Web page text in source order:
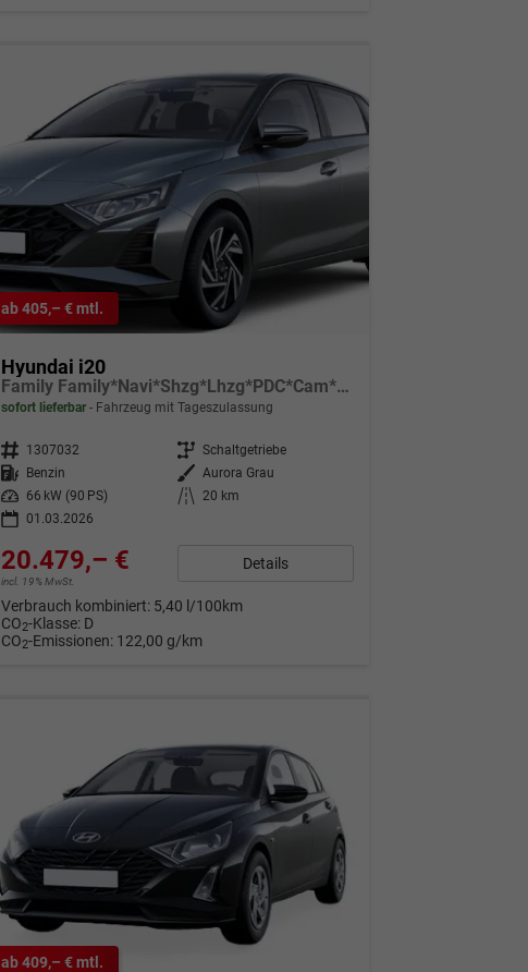
ab 405,– € mtl.
Hyundai i20
Family Family*Navi*Shzg*Lhzg*PDC*Cam*16Zoll*ACA*
sofort lieferbar Fahrzeug mit Tageszulassung
Fahrzeugnr. 1307032 Getriebe Schaltgetriebe
Kraftstoff Benzin Außenfarbe Aurora Grau
Leistung
66 kW (90 PS) Kilometerstand
20 km
01.03.2026
20.479,– €
incl. 19% MwSt.
Details
Verbrauch kombiniert: 5,40 l/100km
CO2-Klasse: D
CO2-Emissionen: 122,00 g/km
ab 409,– € mtl.